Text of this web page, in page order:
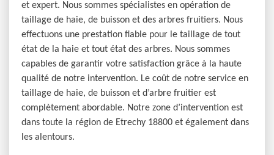
et expert. Nous sommes spécialistes en opération de
taillage de haie, de buisson et des arbres fruitiers. Nous
effectuons une prestation fiable pour le taillage de tout
état de la haie et tout état des arbres. Nous sommes
capables de garantir votre satisfaction grâce à la haute
qualité de notre intervention. Le coût de notre service en
taillage de haie, de buisson et d’arbre fruitier est
complètement abordable. Notre zone d’intervention est
dans toute la région de Etrechy 18800 et également dans
les alentours.